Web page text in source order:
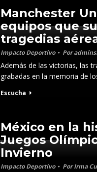
Manchester
equipos que
tragedias
Impacto Deportivo Por
Además de las victorias, las
grabadas en la memoria de
Escucha
México en la
Juegos
Invierno
Impacto Deportivo PorIrma